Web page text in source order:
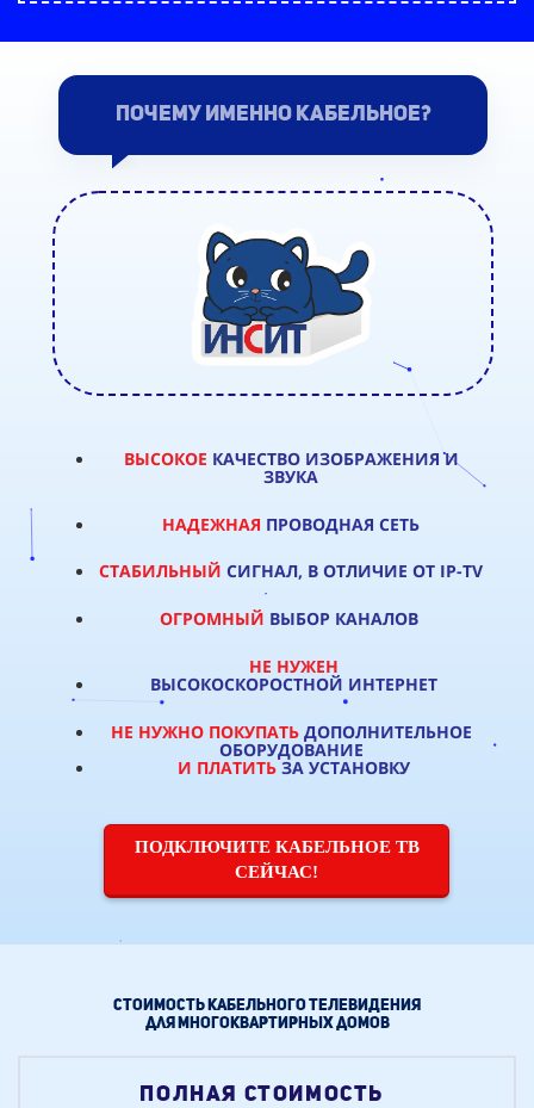
ПОЧЕМУ ИМЕННО КАБЕЛЬНОЕ?
ВЫСОКОЕ КАЧЕСТВО ИЗОБРАЖЕНИЯ И
ЗВУКА
НАДЕЖНАЯ ПРОВОДНАЯ СЕТЬ
СТАБИЛЬНЫЙ СИГНАЛ, В ОТЛИЧИЕ ОТ IP-TV
ОГРОМНЫЙ ВЫБОР КАНАЛОВ
НЕ НУЖЕН
ВЫСОКОСКОРОСТНОЙ ИНТЕРНЕТ
НЕ НУЖНО ПОКУПАТЬДОПОЛНИТЕЛЬНОЕ
ОБОРУДОВАНИЕ
И ПЛАТИТЬЗА УСТАНОВКУ
ПОДКЛЮЧИТЕ КАБЕЛЬНОЕ ТВ
СЕЙЧАС!
СТОИМОСТЬ КАБЕЛЬНОГО ТЕЛЕВИДЕНИЯ
для многоквартирных домов
ПОЛНАЯ СТОИМОСТЬ